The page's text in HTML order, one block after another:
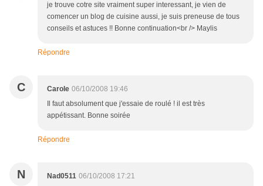
je trouve cotre site vraiment super interessant, je vien de
comencer un blog de cuisine aussi, je suis preneuse de tous
conseils et astuces !! Bonne continuation<br /> Maylis
Répondre
C Carole 06/10/2008 19:46
Il faut absolument que j'essaie de roulé ! il est très
appétissant. Bonne soirée
Répondre
N Nad0511 06/10/2008 17:21